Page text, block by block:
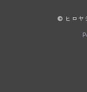
ドニ・モルテ(ジュヴレ・
© ヒロヤ